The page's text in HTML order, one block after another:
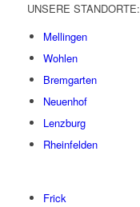
UNSERE STANDORTE:
Mellingen
Wohlen
Bremgarten
Neuenhof
Lenzburg
Rheinfelden
Frick